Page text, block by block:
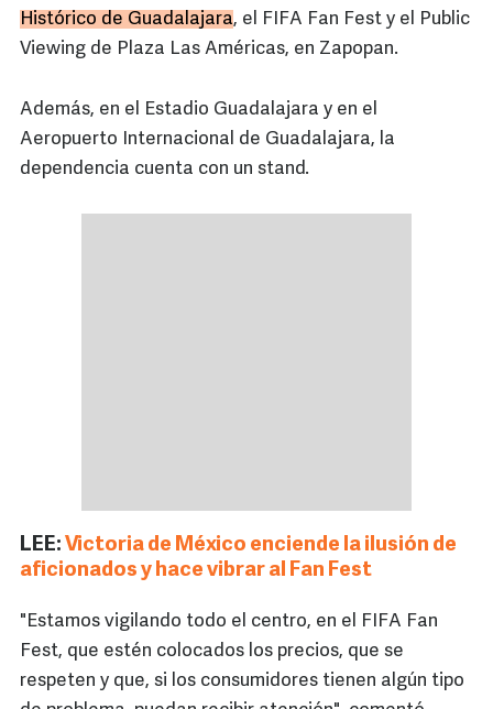
Histórico de Guadalajara, el FIFA Fan Fest y el Public
Viewing de Plaza Las Américas, en Zapopan.
Además, en el Estadio Guadalajara y en el
Aeropuerto Internacional de Guadalajara, la
dependencia cuenta con un stand.
LEE: Victoria de México enciende la ilusión de
aficionados y hace vibrar al Fan Fest
"Estamos vigilando todo el centro, en el FIFA Fan
Fest, que estén colocados los precios, que se
respeten y que, si los consumidores tienen algún tipo